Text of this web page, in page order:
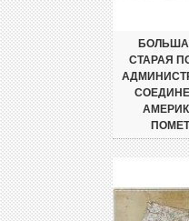
СТАРАЯ